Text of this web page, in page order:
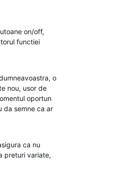
on/off,
functiei
o
nou, usor de
oportun
da semne ca ar
ca nu
preturi variate,